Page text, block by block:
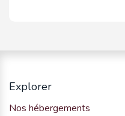
Explorer
Nos hébergements